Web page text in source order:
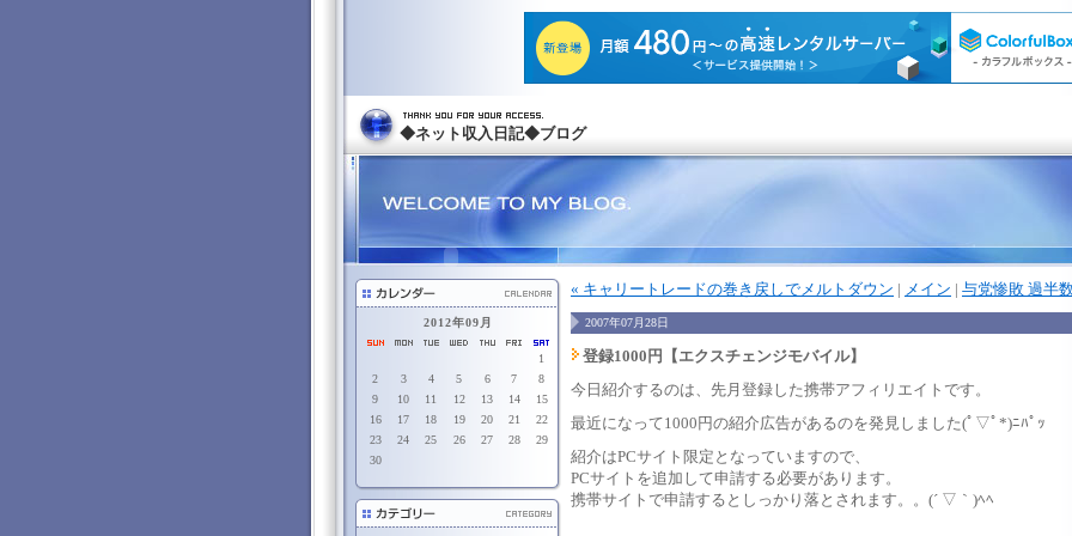
◆ネット収入日記◆ブログ
2012年09月
1
2
3 4 5 6 7
8
9
10 11 12 13 14
15
16
17 18 19 20 21
22
23
24 25 26 27 28
29
30
« キャリートレードの巻き戻しでメルトダウン | メイン | 与党惨敗 過半
2007年07月28日
登録1000円【エクスチェンジモバイル】
今日紹介するのは、先月登録した携帯アフィリエイトです。
最近になって1000円の紹介広告があるのを発見しました(ﾟ▽ﾟ*)ﾆﾊﾟｯ
紹介はPCサイト限定となっていますので、
PCサイトを追加して申請する必要があります。
携帯サイトで申請するとしっかり落とされます。。(´ ▽｀)ﾍﾍ